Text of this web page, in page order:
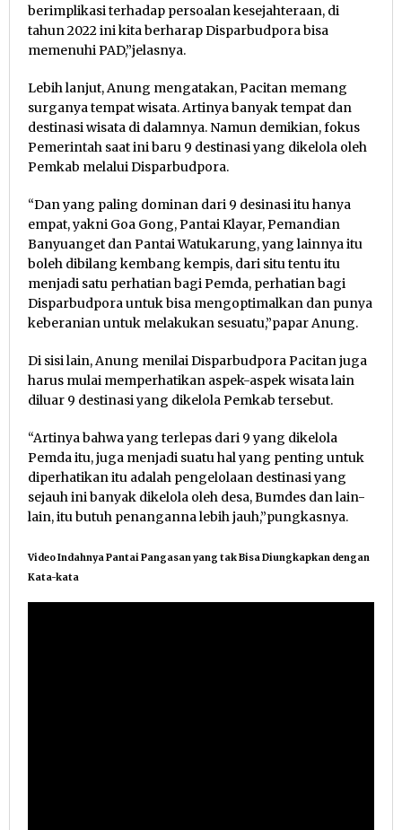
berimplikasi terhadap persoalan kesejahteraan, di
tahun 2022 ini kita berharap Disparbudpora bisa
memenuhi PAD,”jelasnya.
Lebih lanjut, Anung mengatakan, Pacitan memang
surganya tempat wisata. Artinya banyak tempat dan
destinasi wisata di dalamnya. Namun demikian, fokus
Pemerintah saat ini baru 9 destinasi yang dikelola oleh
Pemkab melalui Disparbudpora.
“Dan yang paling dominan dari 9 desinasi itu hanya
empat, yakni Goa Gong, Pantai Klayar, Pemandian
Banyuanget dan Pantai Watukarung, yang lainnya itu
boleh dibilang kembang kempis, dari situ tentu itu
menjadi satu perhatian bagi Pemda, perhatian bagi
Disparbudpora untuk bisa mengoptimalkan dan punya
keberanian untuk melakukan sesuatu,”papar Anung.
Di sisi lain, Anung menilai Disparbudpora Pacitan juga
harus mulai memperhatikan aspek-aspek wisata lain
diluar 9 destinasi yang dikelola Pemkab tersebut.
“Artinya bahwa yang terlepas dari 9 yang dikelola
Pemda itu, juga menjadi suatu hal yang penting untuk
diperhatikan itu adalah pengelolaan destinasi yang
sejauh ini banyak dikelola oleh desa, Bumdes dan lain-
lain, itu butuh penanganna lebih jauh,”pungkasnya.
Video Indahnya Pantai Pangasan yang tak Bisa Diungkapkan dengan
Kata-kata